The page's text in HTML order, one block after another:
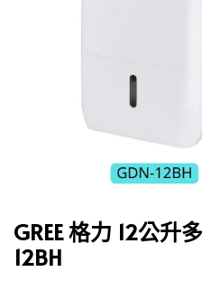
GREE 格力 12公升
12BH